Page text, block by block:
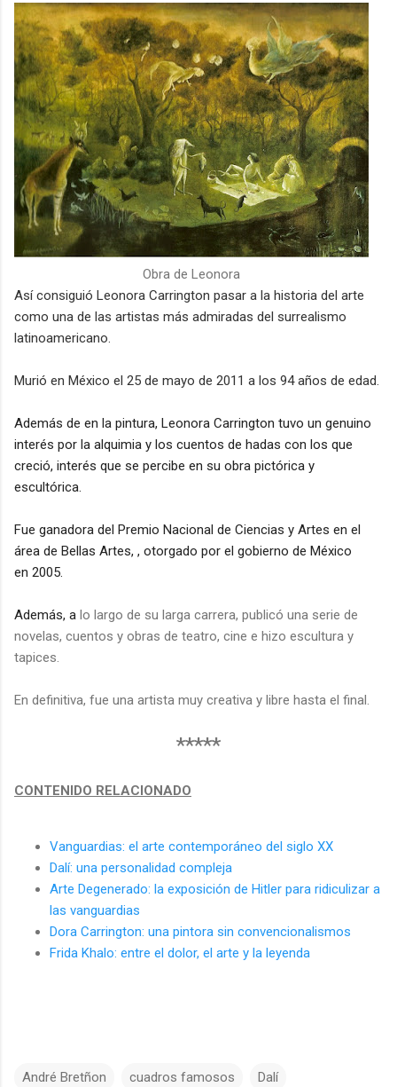
Obra de Leonora
Así consiguió Leonora Carrington pasar a la historia del arte
como una de las artistas más admiradas del surrealismo
latinoamericano.
Murió en México el 25 de mayo de 2011 a los 94 años de edad.
Además de en la pintura, Leonora Carrington tuvo un genuino
interés por la alquimia y los cuentos de hadas con los que
creció, interés que se percibe en su obra pictórica y
escultórica.
Fue ganadora del Premio Nacional de Ciencias y Artes en el
área de Bellas Artes, , otorgado por el gobierno de México
en 2005.
Además, a lo largo de su larga carrera, publicó una serie de
novelas, cuentos y obras de teatro, cine e hizo escultura y
tapices.
En definitiva, fue una artista muy creativa y libre hasta el final.
*****
CONTENIDO RELACIONADO
Vanguardias: el arte contemporáneo del siglo XX
Dalí: una personalidad compleja
Arte Degenerado: la exposición de Hitler para ridiculizar a
las vanguardias
Dora Carrington: una pintora sin convencionalismos
Frida Khalo: entre el dolor, el arte y la leyenda
André Bretñon cuadros famosos Dalí